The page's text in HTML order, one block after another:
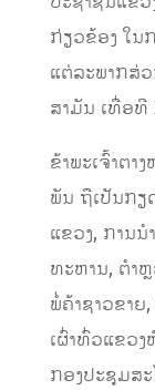
ກ່ຽວຂ້ອງ ໃນ
ແຕ່ລະພາກສ່
ສາມັນ ເທື່ອທີ
ຂ້າພະເຈົ້າຕາ
ພັນ ຖືເປັນກຽ
ແຂວງ, ການນໍ
ທະຫານ, ຕຳ
ພໍ່ຄ້າຊາວຂາ
ເຜົ່າທົ່ວແຂວ
ກອງປະຊຸມສ